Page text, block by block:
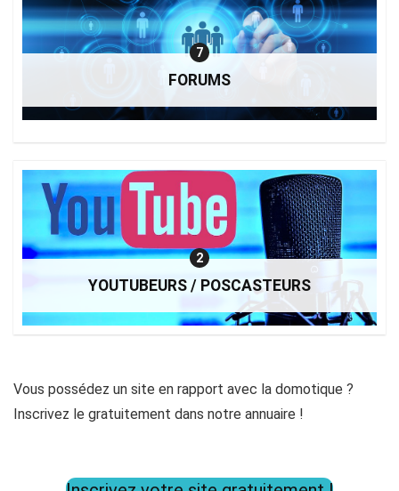
FORUMS
7
YOUTUBEURS / POSCASTEURS
2
Vous possédez un site en rapport avec la domotique ?
Inscrivez le gratuitement dans notre annuaire !